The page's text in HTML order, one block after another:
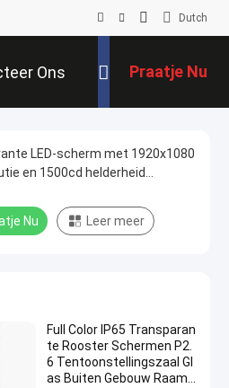
Dutch
Ons Praatje Nu
LED-scherm met 1920x1080
en 1500cd helderheid
Nu Leer meer
Full Color IP65 Transparan
te Rooster Schermen P2.
6 Tentoonstellingszaal Gl
as Buiten Gebouw Raam